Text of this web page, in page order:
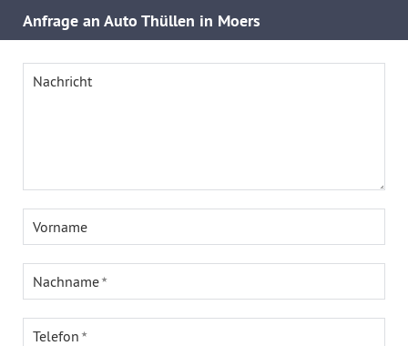
Anfrage an Auto Thüllen in Moers
Nachricht
Vorname
Nachname
Telefon